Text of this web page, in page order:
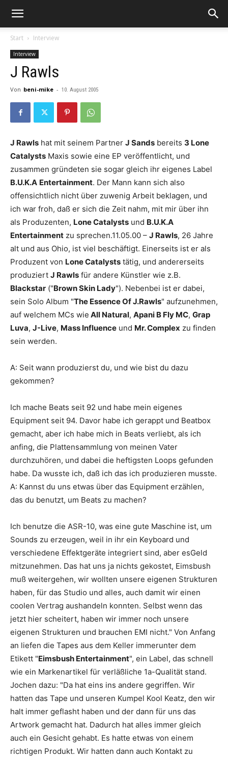
Start Interview
Interview
J Rawls
Von beni-mike - 10. August 2005
J Rawls hat mit seinem Partner J Sands bereits 3 Lone
Catalysts Maxis sowie eine EP veröffentlicht, und
zusammen gründeten sie sogar gleich ihr eigenes Label
B.U.K.A Entertainment. Der Mann kann sich also
offensichtlich nicht über zuwenig Arbeit beklagen, und
ich war froh, daß er sich die Zeit nahm, mit mir über ihn
als Produzenten, Lone Catalysts und B.U.K.A
Entertainment zu sprechen.11.05.00 – J Rawls, 26 Jahre
alt und aus Ohio, ist viel beschäftigt. Einerseits ist er als
Produzent von Lone Catalysts tätig, und andererseits
produziert J Rawls für andere Künstler wie z.B.
Blackstar ("Brown Skin Lady"). Nebenbei ist er dabei,
sein Solo Album "The Essence Of J.Rawls" aufzunehmen,
auf welchem MCs wie All Natural, Apani B Fly MC, Grap
Luva, J-Live, Mass Influence und Mr. Complex zu finden
sein werden.
A: Seit wann produzierst du, und wie bist du dazu
gekommen?
Ich mache Beats seit 92 und habe mein eigenes
Equipment seit 94. Davor habe ich gerappt und Beatbox
gemacht, aber ich habe mich in Beats verliebt, als ich
anfing, die Plattensammlung von meinen Vater
durchzuhören, und dabei die heftigsten Loops gefunden
habe. Da wusste ich, daß ich das ich produzieren musste.
A: Kannst du uns etwas über das Equipment erzählen,
das du benutzt, um Beats zu machen?
Ich benutze die ASR-10, was eine gute Maschine ist, um
Sounds zu erzeugen, weil in ihr ein Keyboard und
verschiedene Effektgeräte integriert sind, aber esGeld
mitzunehmen. Das hat uns ja nichts gekostet, Eimsbush
muß weitergehen, wir wollten unsere eigenen Strukturen
haben, für das Studio und alles, auch damit wir einen
coolen Vertrag aushandeln konnten. Selbst wenn das
jetzt hier scheitert, haben wir immer noch unsere
eigenen Strukturen und brauchen EMI nicht." Von Anfang
an liefen die Tapes aus dem Keller immerunter dem
Etikett "Eimsbush Entertainment", ein Label, das schnell
wie ein Markenartikel für verläßliche 1a-Qualität stand.
Jochen dazu: "Da hat eins ins andere gegriffen. Wir
hatten das Tape und unseren Kumpel Kool Keatz, den wir
halt immer geflasht haben und der dann für uns das
Artwork gemacht hat. Dadurch hat alles immer gleich
auch ein Gesicht gehabt. Es hatte etwas von einem
richtigen Produkt. Wir hatten dann auch Kontakt zu